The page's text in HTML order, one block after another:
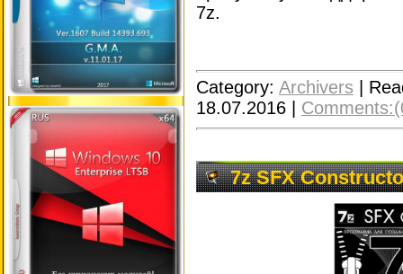
7z.
Category: Archivers
18.07.2016
7z SFX